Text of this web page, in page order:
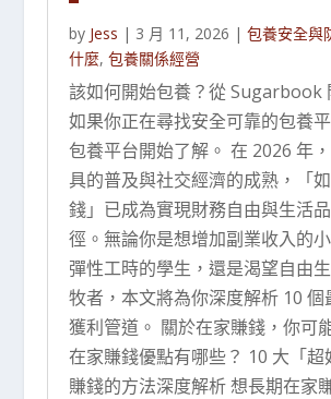
by Jess | 3 月 11, 2026 | 包養安全與
什麼, 包養關係經營
該如何開始包養？從 Sugarbook
如果你正在尋找安全可靠的包養
包養平台開始了解。 在 2026 年
具的普及與社交經濟的成熟，「
錢」已成為實現財務自由與生活
徑。無論你是想增加副業收入的
彈性工時的學生，還是渴望自由
牧者，本文將為你深度解析 10 個
獲利管道。 關於在家賺錢，你可
在家賺錢優點有哪些？ 10 大「超
賺錢的方法深度解析 想長期在家